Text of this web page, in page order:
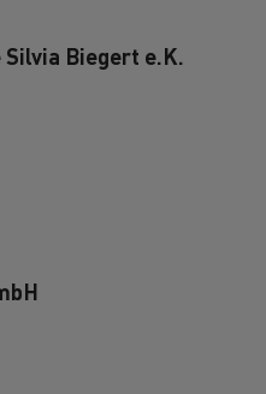
Biegert e.K.